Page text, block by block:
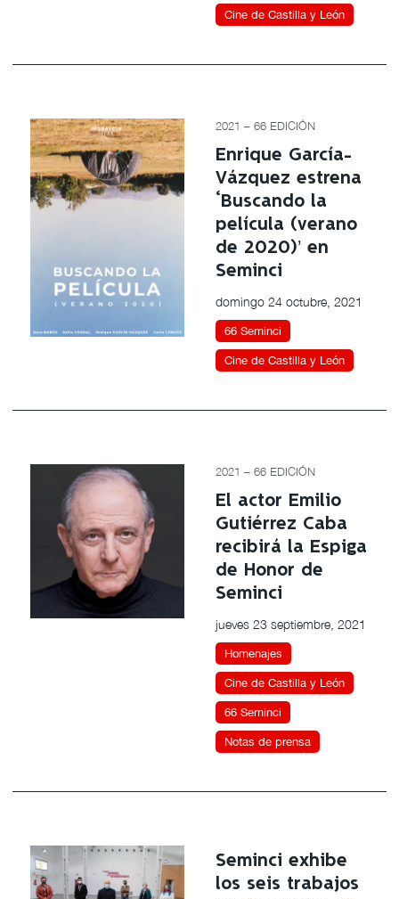
Cine de Castilla y León
2021 – 66 EDICIÓN
Enrique García-
Vázquez estrena
‘Buscando la
película (verano
de 2020)’ en
Seminci
domingo 24 octubre, 2021
66 Seminci
Cine de Castilla y León
2021 – 66 EDICIÓN
El actor Emilio
Gutiérrez Caba
recibirá la Espiga
de Honor de
Seminci
jueves 23 septiembre, 2021
Homenajes
Cine de Castilla y León
66 Seminci
Notas de prensa
Seminci exhibe
los seis trabajos